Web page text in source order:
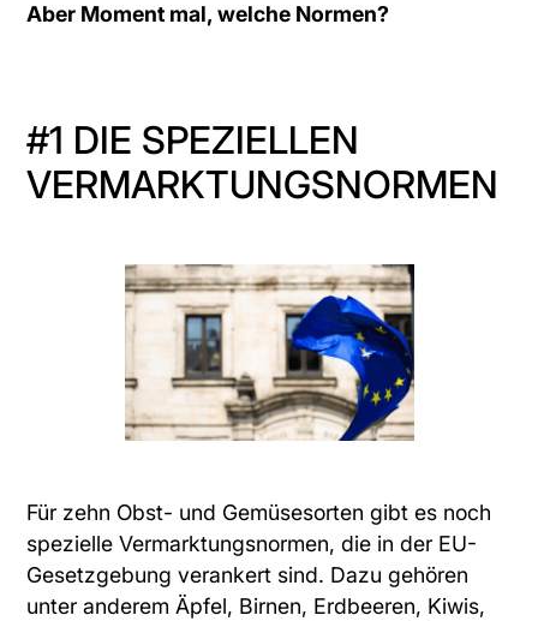
Aber Moment mal, welche Normen?
#1 DIE SPEZIELLEN
VERMARKTUNGSNORMEN
Für zehn Obst- und Gemüsesorten gibt es noch
spezielle Vermarktungsnormen, die in der EU-
Gesetzgebung verankert sind. Dazu gehören
unter anderem Äpfel, Birnen, Erdbeeren, Kiwis,